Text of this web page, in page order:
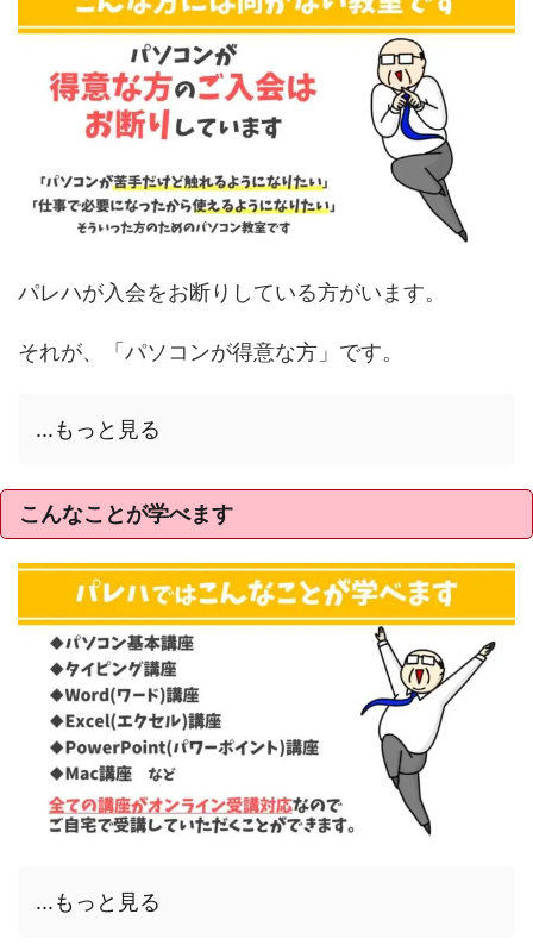
パレハが入会をお断りしている方がいます。
それが、「パソコンが得意な方」です。
...もっと見る
こんなことが学べます
...もっと見る